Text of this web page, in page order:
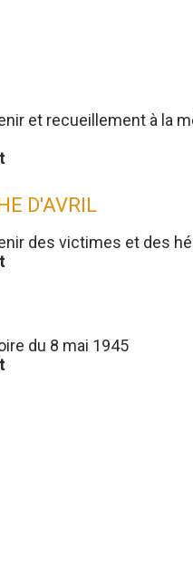
et recueillement à la
D'AVRIL
des victimes et des
du 8 mai 1945